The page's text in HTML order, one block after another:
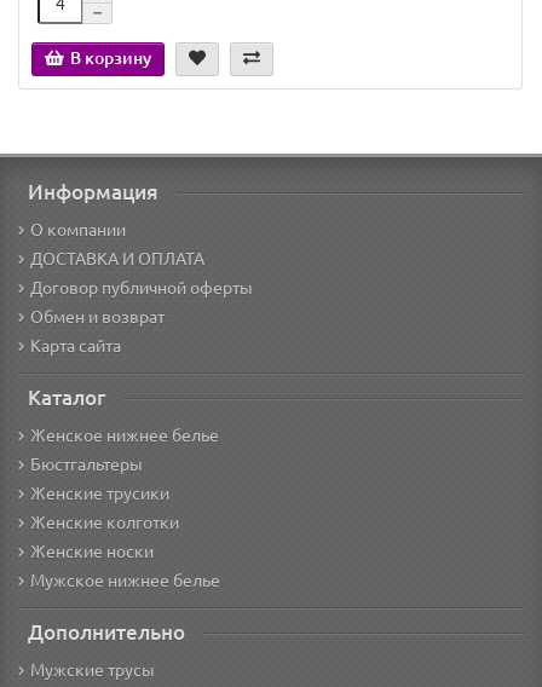
В корзину
Информация
О компании
ДОСТАВКА И ОПЛАТА
Договор публичной оферты
Обмен и возврат
Карта сайта
Каталог
Женское нижнее белье
Бюстгальтеры
Женские трусики
Женские колготки
Женские носки
Мужское нижнее белье
Дополнительно
Мужские трусы